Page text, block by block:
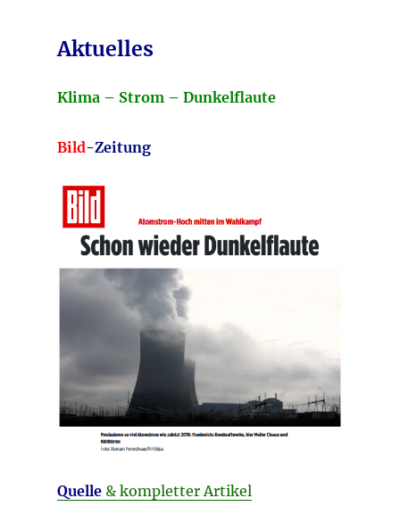
Aktuelles
Klima – Strom – Dunkelflaute
Bild-Zeitung
Quelle& kompletter Artikel